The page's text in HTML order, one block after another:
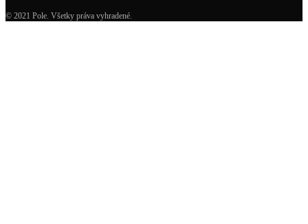
© 2021 Pole. Všetky práva vyhradené.